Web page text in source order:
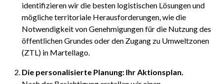
identifizieren wir die besten logistischen Lösungen und
mögliche territoriale Herausforderungen, wie die
Notwendigkeit von Genehmigungen für die Nutzung des
öffentlichen Grundes oder den Zugang zu Umweltzonen
(ZTL) in Martellago.
Die personalisierte Planung: Ihr Aktionsplan.